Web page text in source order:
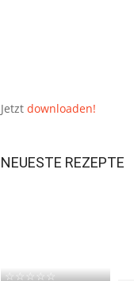
Jetzt downloaden!
NEUESTE REZEPTE
☆☆☆☆☆